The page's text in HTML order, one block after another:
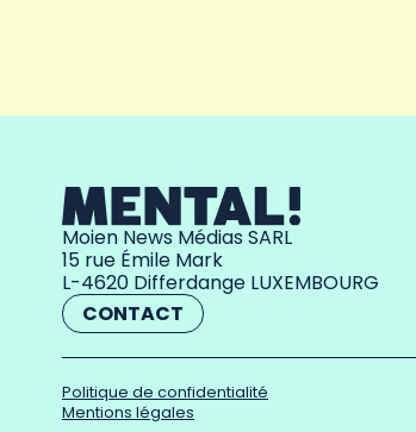
Moien News Médias SARL
15 rue Émile Mark
L-4620 Differdange LUXEMBOURG
CONTACT
Politique de confidentialité
Mentions légales